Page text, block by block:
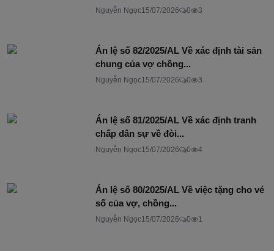
Nguyễn Ngọc15/07/2026 0 3
Án lệ số 82/2025/AL Về xác định tài sản
chung của vợ chồng...
Nguyễn Ngọc15/07/2026 0 3
Án lệ số 81/2025/AL Về xác định tranh
chấp dân sự về đòi...
Nguyễn Ngọc15/07/2026 0 4
Án lệ số 80/2025/AL Về việc tặng cho vé
số của vợ, chồng...
Nguyễn Ngọc15/07/2026 0 1